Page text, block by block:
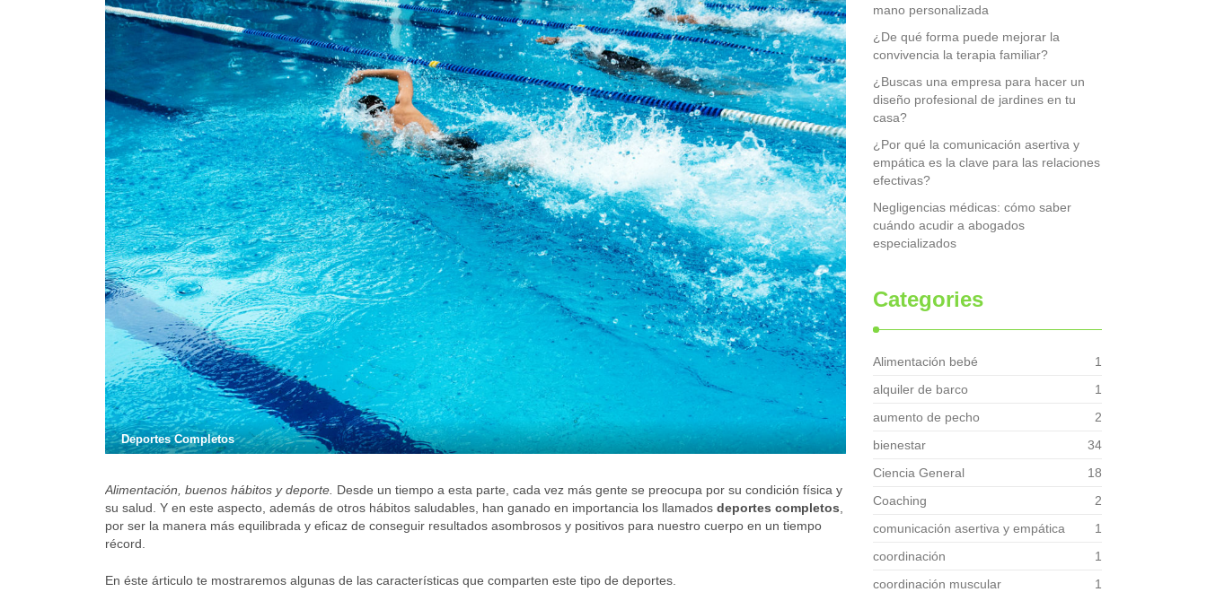
Deportes Completos
Alimentación, buenos hábitos y deporte. Desde un tiempo a esta parte, cada vez más gente se preocupa por su condición física y
su salud. Y en este aspecto, además de otros hábitos saludables, han ganado en importancia los llamados deportes completos
por ser la manera más equilibrada y eficaz de conseguir resultados asombrosos y positivos para nuestro cuerpo en un tiempo
récord.
En éste árticulo te mostraremos algunas de las características que comparten este tipo de deportes.
mano personalizada
¿De qué forma puede mejorar la
convivencia la terapia familiar?
¿Buscas una empresa para hacer un
diseño profesional de jardines en tu
casa?
¿Por qué la comunicación asertiva y
empática es la clave para las relaciones
efectivas?
Negligencias médicas: cómo saber
cuándo acudir a abogados
especializados
Categories
Alimentación bebé
1
alquiler de barco
1
aumento de pecho
2
bienestar
34
Ciencia General
18
Coaching
2
comunicación asertiva y empática
1
coordinación
1
coordinación muscular
1